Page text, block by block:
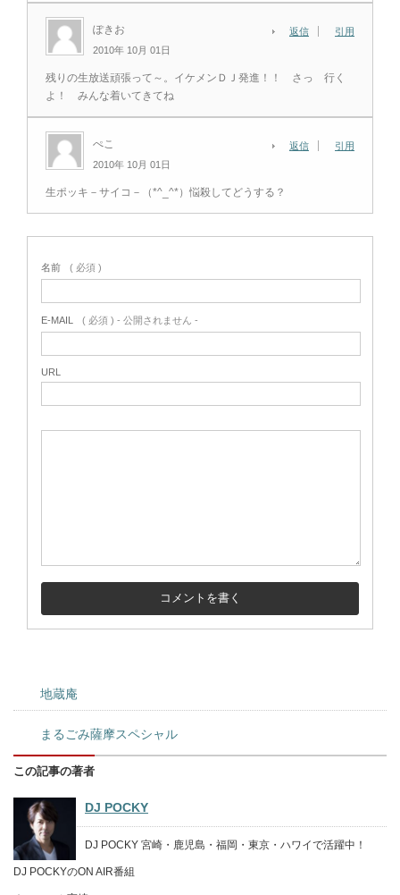
ぽきお
2010年 10月 01日
返信 引用
残りの生放送頑張って～。イケメンＤＪ発進！！ さっ 行く
よ！ みんな着いてきてね
ぺこ
2010年 10月 01日
返信 引用
生ポッキ－サイコ－（*^_^*）悩殺してどうする？
名前 ( 必須 )
E-MAIL ( 必須 ) - 公開されません -
URL
地蔵庵
まるごみ薩摩スペシャル
この記事の著者
DJ POCKY
DJ POCKY 宮崎・鹿児島・福岡・東京・ハワイで活躍中！
DJ POCKYのON AIR番組